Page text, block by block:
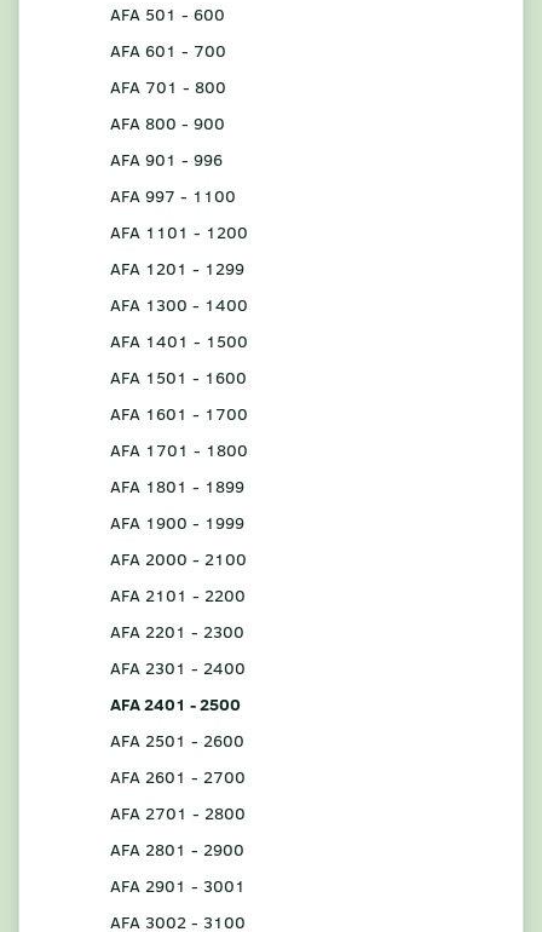
AFA 501 - 600
AFA 601 - 700
AFA 701 - 800
AFA 800 - 900
AFA 901 - 996
AFA 997 - 1100
AFA 1101 - 1200
AFA 1201 - 1299
AFA 1300 - 1400
AFA 1401 - 1500
AFA 1501 - 1600
AFA 1601 - 1700
AFA 1701 - 1800
AFA 1801 - 1899
AFA 1900 - 1999
AFA 2000 - 2100
AFA 2101 - 2200
AFA 2201 - 2300
AFA 2301 - 2400
AFA 2401 - 2500
AFA 2501 - 2600
AFA 2601 - 2700
AFA 2701 - 2800
AFA 2801 - 2900
AFA 2901 - 3001
AFA 3002 - 3100